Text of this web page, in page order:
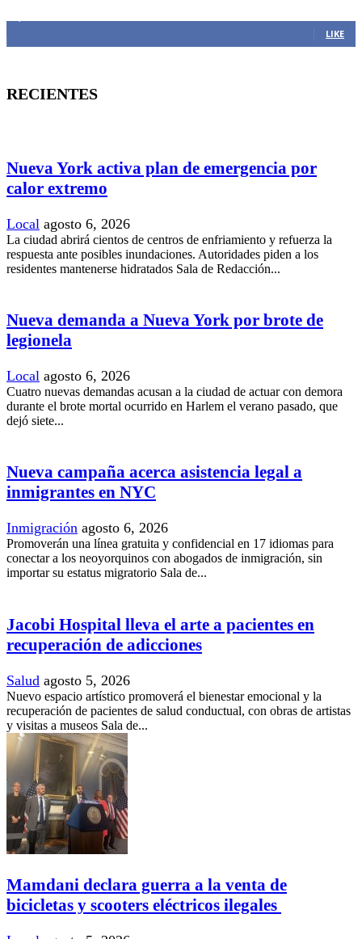
LIKE
RECIENTES
Nueva York activa plan de emergencia por
calor extremo
Local agosto 6, 2026
La ciudad abrirá cientos de centros de enfriamiento y refuerza la
respuesta ante posibles inundaciones. Autoridades piden a los
residentes mantenerse hidratados Sala de Redacción...
Nueva demanda a Nueva York por brote de
legionela
Local agosto 6, 2026
Cuatro nuevas demandas acusan a la ciudad de actuar con demora
durante el brote mortal ocurrido en Harlem el verano pasado, que
dejó siete...
Nueva campaña acerca asistencia legal a
inmigrantes en NYC
Inmigración agosto 6, 2026
Promoverán una línea gratuita y confidencial en 17 idiomas para
conectar a los neoyorquinos con abogados de inmigración, sin
importar su estatus migratorio Sala de...
Jacobi Hospital lleva el arte a pacientes en
recuperación de adicciones
Salud agosto 5, 2026
Nuevo espacio artístico promoverá el bienestar emocional y la
recuperación de pacientes de salud conductual, con obras de artistas
y visitas a museos Sala de...
Mamdani declara guerra a la venta de
bicicletas y scooters eléctricos ilegales